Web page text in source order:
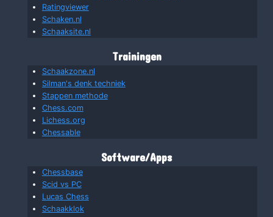
Ratingviewer
Schaken.nl
Schaaksite.nl
Trainingen
Schaakzone.nl
Silman's denk techniek
Stappen methode
Chess.com
Lichess.org
Chessable
Software/Apps
Chessbase
Scid vs PC
Lucas Chess
Schaakklok